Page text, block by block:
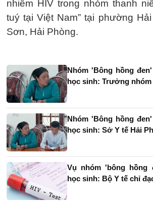
nhiễm HIV trong nhóm thanh
tuý tại Việt Nam” tại phường
Sơn, Hải Phòng.
Nhóm 'Bông hồng
học sinh: Trưởng
Nhóm 'Bông hồng
học sinh: Sở Y tế Hải
Vụ nhóm 'bông hồng
học sinh: Bộ Y tế chỉ